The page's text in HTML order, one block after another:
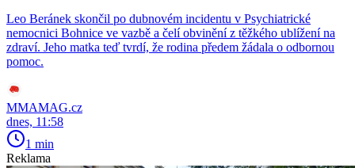
Leo Beránek skončil po dubnovém incidentu v Psychiatrické
nemocnici Bohnice ve vazbě a čelí obvinění z těžkého ublížení na
zdraví. Jeho matka teď tvrdí, že rodina předem žádala o odbornou
pomoc.
MMAMAG.cz
dnes, 11:58
1 min
Reklama